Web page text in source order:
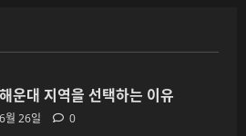
운대 지역을 선택하는 이유
월 26일 0